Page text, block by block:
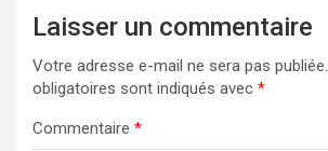
Laisser un commentaire
Votre adresse e-mail ne sera pas publiée.
obligatoires sont indiqués avec *
Commentaire *